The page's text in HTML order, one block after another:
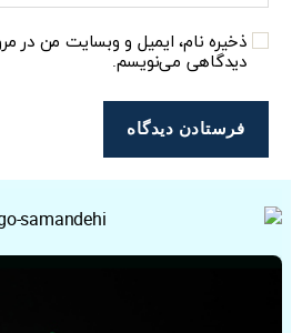
ذخیره نام، ایمیل و وبسایت من در
دیدگاهی می‌نویسم.